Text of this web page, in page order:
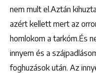
nem mult el.Aztán
azért kellett mert az
homlokom a tarkóm.És
innyem és a
foghuzások után. Az